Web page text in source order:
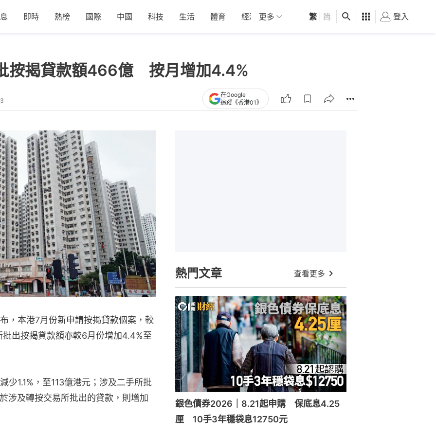
即時 熱榜 國際 中國 科技 生活 體育 經濟 01深圳 觀點 健康 好食玩飛
更多 繁 简 登入
按揭貸款額466億 按月增加4.4%
在Google
追蹤《香港01》
，本港7月份新申請按揭貸款個案，較
出按揭貸款額亦較6月份增加4.4%至
少1.1%，至113億港元；涉及二手所批
涉及轉按交易所批出的貸款，則增加
熱門文章 查看更多
銀色債券2026｜8.21起申購 保底息4.25
厘 10手3年穩袋息12750元